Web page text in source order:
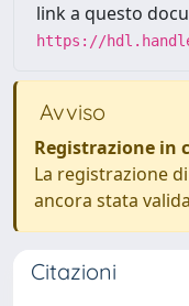
link a questo
https://
Avviso
Registrazione in
La registrazione
ancora stata
Citazioni